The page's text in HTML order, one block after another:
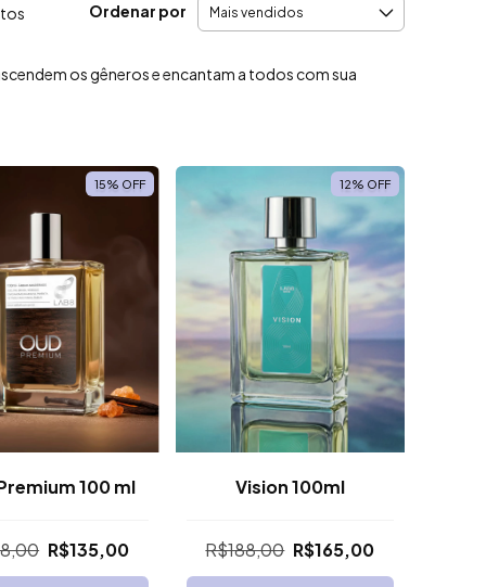
Ordenar por
os gêneros e encantam a todos com sua
15% OFF
100 ml
R$135,00
12% OFF
Vision 100ml
R$188,00 R$165,00